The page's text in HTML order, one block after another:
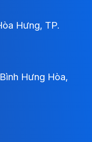
Hưng, TP.
Hưng Hòa,